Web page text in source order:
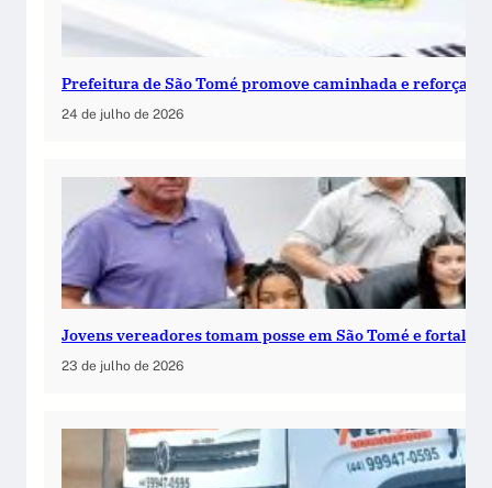
Prefeitura de São Tomé promove caminhada e reforça
24 de julho de 2026
Jovens vereadores tomam posse em São Tomé e
23 de julho de 2026